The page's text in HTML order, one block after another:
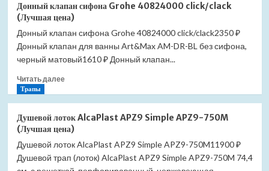
клапан
сифона
Point
PN000Z1
без
хром
цена)
Донный клапан сифона Grohe 40824000 click/clack
(Лучшая цена)
Донный клапан сифона Grohe 40824000 click/clack2350 ₽
Донный клапан для ванны Art&Max AM-DR-BL без сифона,
черный матовый1610 ₽ Донный клапан...
Читать далееПрочитать
Донный
клапан
сифона
Grohe
40824000
click/clack
Трапы
Душевой лоток AlcaPlast APZ9 Simple APZ9-750M
(Лучшая цена)
Душевой лоток AlcaPlast APZ9 Simple APZ9-750M11900 ₽
Душевой трап (лоток) AlcaPlast APZ9 Simple APZ9-750M 74,4